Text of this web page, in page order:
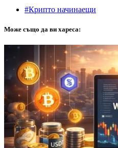
#Крипто начинаещи
Може също да ви хареса: